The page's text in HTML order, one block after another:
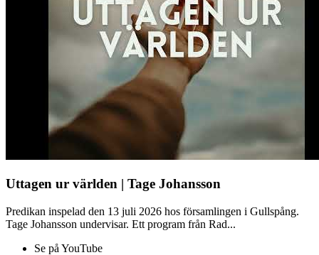
Uttagen ur världen | Tage Johansson
Predikan inspelad den 13 juli 2026 hos församlingen i Gullspång.
Tage Johansson undervisar. Ett program från Rad...
Se på YouTube